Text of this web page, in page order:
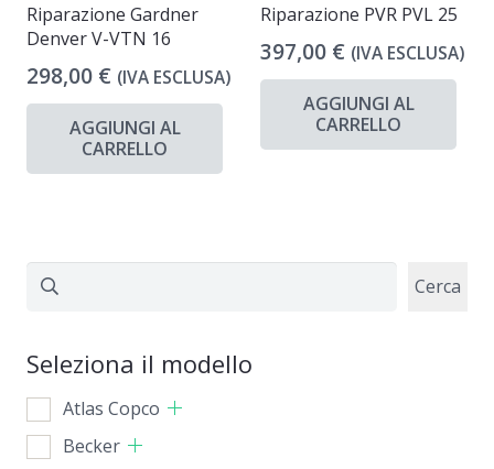
Riparazione Gardner
Denver V-VTN 16
298,00 € (IVA ESCLUSA)
AGGIUNGI AL
CARRELLO
Riparazione PVR PVL 25
397,00 € (IVA ESCLUSA)
AGGIUNGI AL
CARRELLO
Cerca Cerca
Seleziona il modello
Atlas Copco
Becker